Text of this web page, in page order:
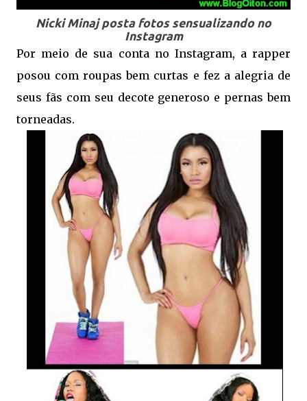
Nicki Minaj posta fotos sensualizando no
Instagram
Por meio de sua conta no Instagram, a rapper
posou com roupas bem curtas e fez a alegria de
seus fãs com seu decote generoso e pernas bem
torneadas.